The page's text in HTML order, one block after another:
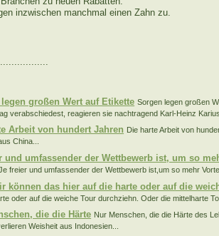
inzwischen manchmal einen Zahn zu.
großen Wert auf Etikette Sorgen legen großen
verabschiedest, reagieren sie nachtragend Karl-Heinz
Arbeit von hundert Jahren Die harte Arbeit von
China...
und umfassender der Wettbewerb ist, um so
freier und umfassender der Wettbewerb ist,um so mehr
können das hier auf die harte oder auf die
oder auf die weiche Tour durchziehn. Oder die mittelharte
die die Härte Nur Menschen, die die Härte des
Weisheit aus Indonesien...